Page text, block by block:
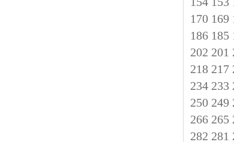
169
170
185
186
201
202
217
218
233
234
249
250
265
266
281
282